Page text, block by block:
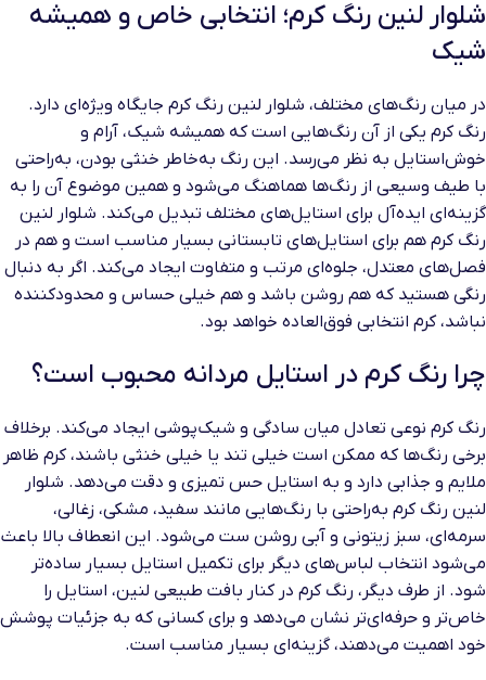
شلوار لنین رنگ کرم؛ انتخابی خاص و همیشه
شیک
در میان رنگ‌های مختلف، شلوار لنین رنگ کرم جایگاه ویژه‌ای دارد.
رنگ کرم یکی از آن رنگ‌هایی است که همیشه شیک، آرام و
خوش‌استایل به نظر می‌رسد. این رنگ به‌خاطر خنثی بودن، به‌راحتی
با طیف وسیعی از رنگ‌ها هماهنگ می‌شود و همین موضوع آن را به
گزینه‌ای ایده‌آل برای استایل‌های مختلف تبدیل می‌کند. شلوار لنین
رنگ کرم هم برای استایل‌های تابستانی بسیار مناسب است و هم در
فصل‌های معتدل، جلوه‌ای مرتب و متفاوت ایجاد می‌کند. اگر به دنبال
رنگی هستید که هم روشن باشد و هم خیلی حساس و محدودکننده
نباشد، کرم انتخابی فوق‌العاده خواهد بود.
چرا رنگ کرم در استایل مردانه محبوب است؟
رنگ کرم نوعی تعادل میان سادگی و شیک‌پوشی ایجاد می‌کند. برخلاف
برخی رنگ‌ها که ممکن است خیلی تند یا خیلی خنثی باشند، کرم ظاهر
ملایم و جذابی دارد و به استایل حس تمیزی و دقت می‌دهد. شلوار
لنین رنگ کرم به‌راحتی با رنگ‌هایی مانند سفید، مشکی، زغالی،
سرمه‌ای، سبز زیتونی و آبی روشن ست می‌شود. این انعطاف بالا باعث
می‌شود انتخاب لباس‌های دیگر برای تکمیل استایل بسیار ساده‌تر
شود. از طرف دیگر، رنگ کرم در کنار بافت طبیعی لنین، استایل را
خاص‌تر و حرفه‌ای‌تر نشان می‌دهد و برای کسانی که به جزئیات پوشش
خود اهمیت می‌دهند، گزینه‌ای بسیار مناسب است.